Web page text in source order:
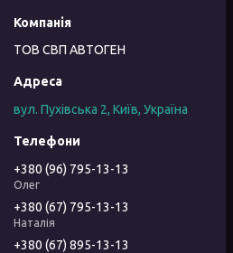
ТОВ СВП АВТОГЕН
вул. Пухівська 2, Київ, Україна
+380 (96) 795-13-13
Олег
+380 (67) 795-13-13
Наталія
+380 (67) 895-13-13